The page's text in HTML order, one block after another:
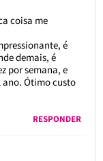
coisa me
é
demais, é
por semana, e
ano. Ótimo custo
RESPONDER